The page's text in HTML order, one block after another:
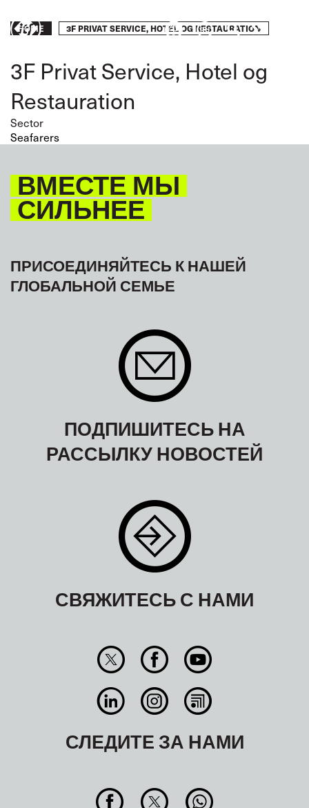
main
Take
Breadcrumb
HOME 3F PRIVAT SERVICE, HOTEL OG RESTAURATION
3F Privat Service, Hotel og
Restauration
Sector
Seafarers
ВМЕСТЕ МЫ
СИЛЬНЕЕ
ПРИСОЕДИНЯЙТЕСЬ К НАШЕЙ
ГЛОБАЛЬНОЙ СЕМЬЕ
ПОДПИШИТЕСЬ НА
РАССЫЛКУ НОВОСТЕЙ
СВЯЖИТЕСЬ С НАМИ
СЛЕДИТЕ ЗА НАМИ